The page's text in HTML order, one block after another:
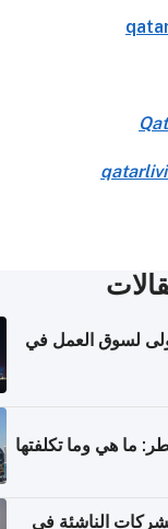
لسوق العمل في
ما هي وما تكلفتها
الناشئة في